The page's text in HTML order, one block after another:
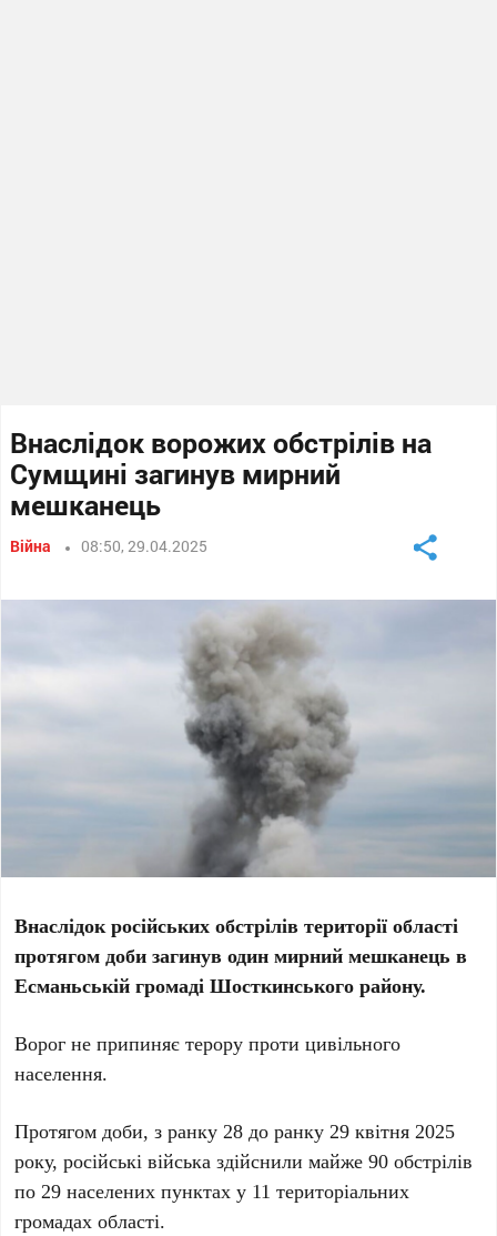
Внаслідок ворожих обстрілів на
Сумщині загинув мирний
мешканець
Війна 08:50, 29.04.2025
Внаслідок російських обстрілів території області
протягом доби загинув один мирний мешканець в
Есманьській громаді Шосткинського району.
Ворог не припиняє терору проти цивільного
населення.
Протягом доби, з ранку 28 до ранку 29 квітня 2025
року, російські війська здійснилимайже 90 обстрілів
по 29 населених пунктах у 11 територіальних
громадах області.